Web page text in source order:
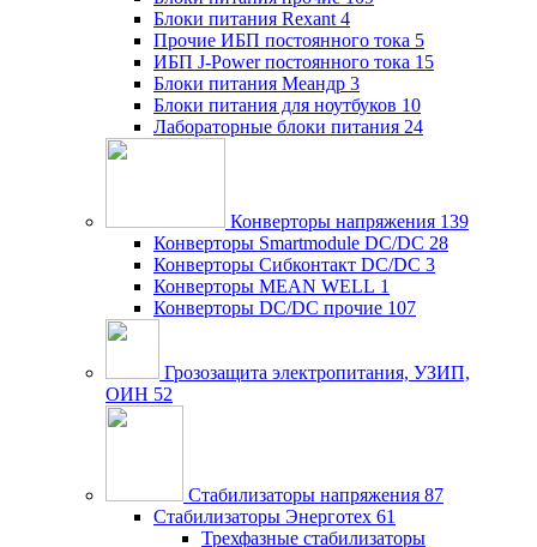
Блоки питания Rexant 4
Прочие ИБП постоянного тока 5
ИБП J-Power постоянного тока 15
Блоки питания Меандр 3
Блоки питания для ноутбуков 10
Лабораторные блоки питания 24
Конверторы напряжения 139
Конверторы Smartmodule DC/DC 28
Конверторы Сибконтакт DC/DC 3
Конверторы MEAN WELL 1
Конверторы DC/DC прочие 107
Грозозащита электропитания, УЗИП,
ОИН 52
Стабилизаторы напряжения 87
Стабилизаторы Энерготех 61
Трехфазные стабилизаторы